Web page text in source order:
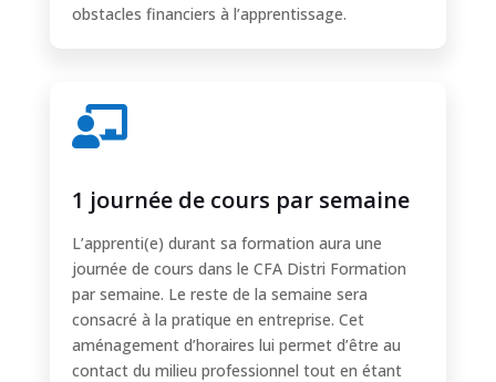
obstacles financiers à l’apprentissage.

1 journée de cours par semaine
L’apprenti(e) durant sa formation aura une
journée de cours dans le CFA Distri Formation
par semaine. Le reste de la semaine sera
consacré à la pratique en entreprise. Cet
aménagement d’horaires lui permet d’être au
contact du milieu professionnel tout en étant